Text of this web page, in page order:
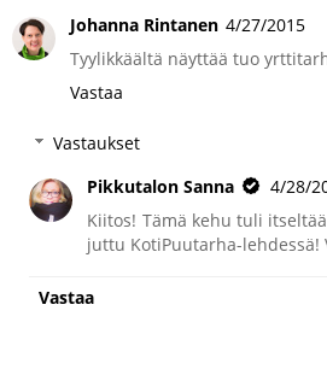
Johanna Rintanen 4/27/2015
Tyylikkäältä näyttää tuo
Vastaa
Vastaukset
Pikkutalon Sanna
4/28/
Kiitos! Tämä kehu tuli
juttu KotiPuutarha-lehdessä!
Vastaa